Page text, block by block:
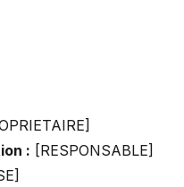
: [RESPONSABLE]